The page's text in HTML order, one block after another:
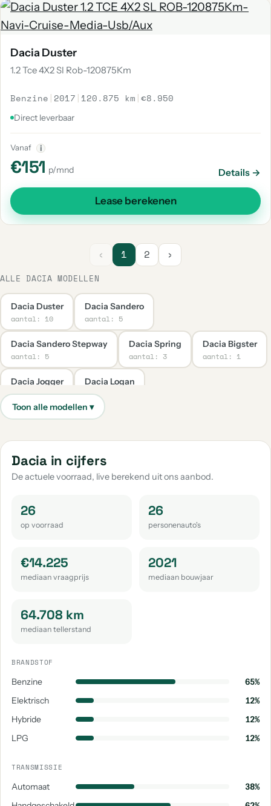
Dacia Duster
1.2 Tce 4X2 Sl Rob-120875Km
Benzine | 2017 | 120.875 km |€8.950
Direct leverbaar
Vanaf i
€151 p/mnd Details →
Lease berekenen
‹ 1 2 ›
ALLE DACIA MODELLEN
Dacia Duster
aantal: 10
Dacia Sandero
aantal: 5
Dacia Sandero Stepway
aantal: 5
Dacia Spring
aantal: 3
Dacia Bigster
aantal: 1
Dacia Jogger
aantal: 1
Dacia Logan
aantal: 1
Dacia in cijfers
De actuele voorraad, live berekend uit ons aanbod.
26
op voorraad
26
personenauto's
€14.225
mediaan vraagprijs
2021
mediaan bouwjaar
64.708 km
mediaan tellerstand
BRANDSTOF
Benzine
65%
Elektrisch
12%
Hybride
12%
LPG
12%
TRANSMISSIE
Automaat
38%